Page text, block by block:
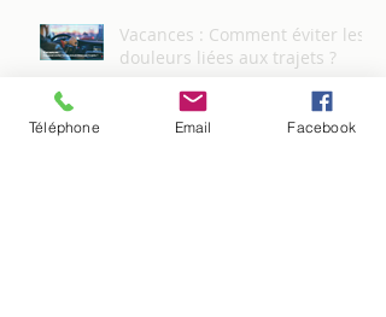
Vacances : Comment éviter les
douleurs liées aux trajets ?
Téléphone Email Facebook